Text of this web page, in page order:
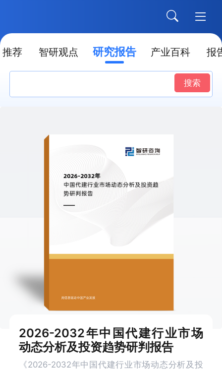
推荐 智研观点 研究报告 产业百科 报
搜索
2026-2032年中国代建行业市场
动态分析及投资趋势研判报告
《2026-2032年中国代建行业市场动态分析及投